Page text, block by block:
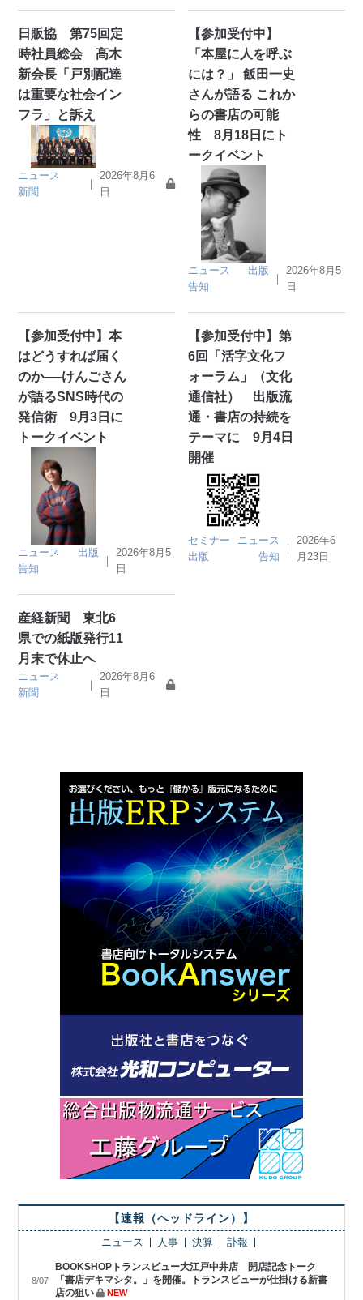
日販協 第75回定
時社員総会 髙木
新会長「戸別配達
は重要な社会イン
フラ」と訴え
ニュース
新聞
｜
2026年8月6
日
【参加受付中】
「本屋に人を呼ぶ
には？」 飯田一史
さんが語る これか
らの書店の可能
性 8月18日にト
ークイベント
ニュース
出版
告知
｜
2026年8月5
日
【参加受付中】本
はどうすれば届く
のか──けんごさん
が語るSNS時代の
発信術 9月3日に
トークイベント
ニュース
出版
告知
｜
2026年8月5
日
【参加受付中】第
6回「活字文化フ
ォーラム」（文化
通信社） 出版流
通・書店の持続を
テーマに 9月4日
開催
セミナー
ニュース
出版
告知
｜
2026年6
月23日
産経新聞 東北6
県での紙版発行11
月末で休止へ
ニュース
新聞
｜
2026年8月6
日
【速報（ヘッドライン）】
ニュース 人事 決算 訃報
8/07
BOOKSHOPトランスビュー大江戸中井店 開店記念トーク
「書店デキマシタ。」を開催。トランスビューが仕掛ける新書
店の狙い
NEW